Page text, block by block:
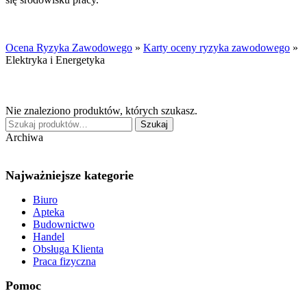
Ocena Ryzyka Zawodowego » Karty oceny ryzyka zawodowego »
Elektryka i Energetyka
Nie znaleziono produktów, których szukasz.
Szukaj:
Szukaj
Archiwa
Najważniejsze kategorie
Biuro
Apteka
Budownictwo
Handel
Obsługa Klienta
Praca fizyczna
Pomoc